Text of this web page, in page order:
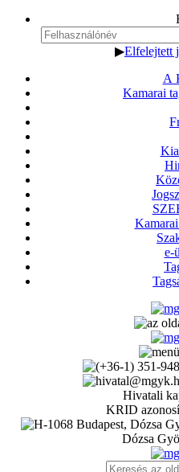
▶Elfelejtett
A
Kamarai
e-
Hivatali
KRID
Dózsa